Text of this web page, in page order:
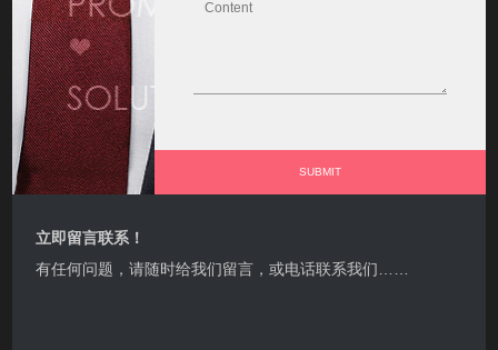
立即留言联系！
有任何问题，请随时给我们留言，或电话联系我们……